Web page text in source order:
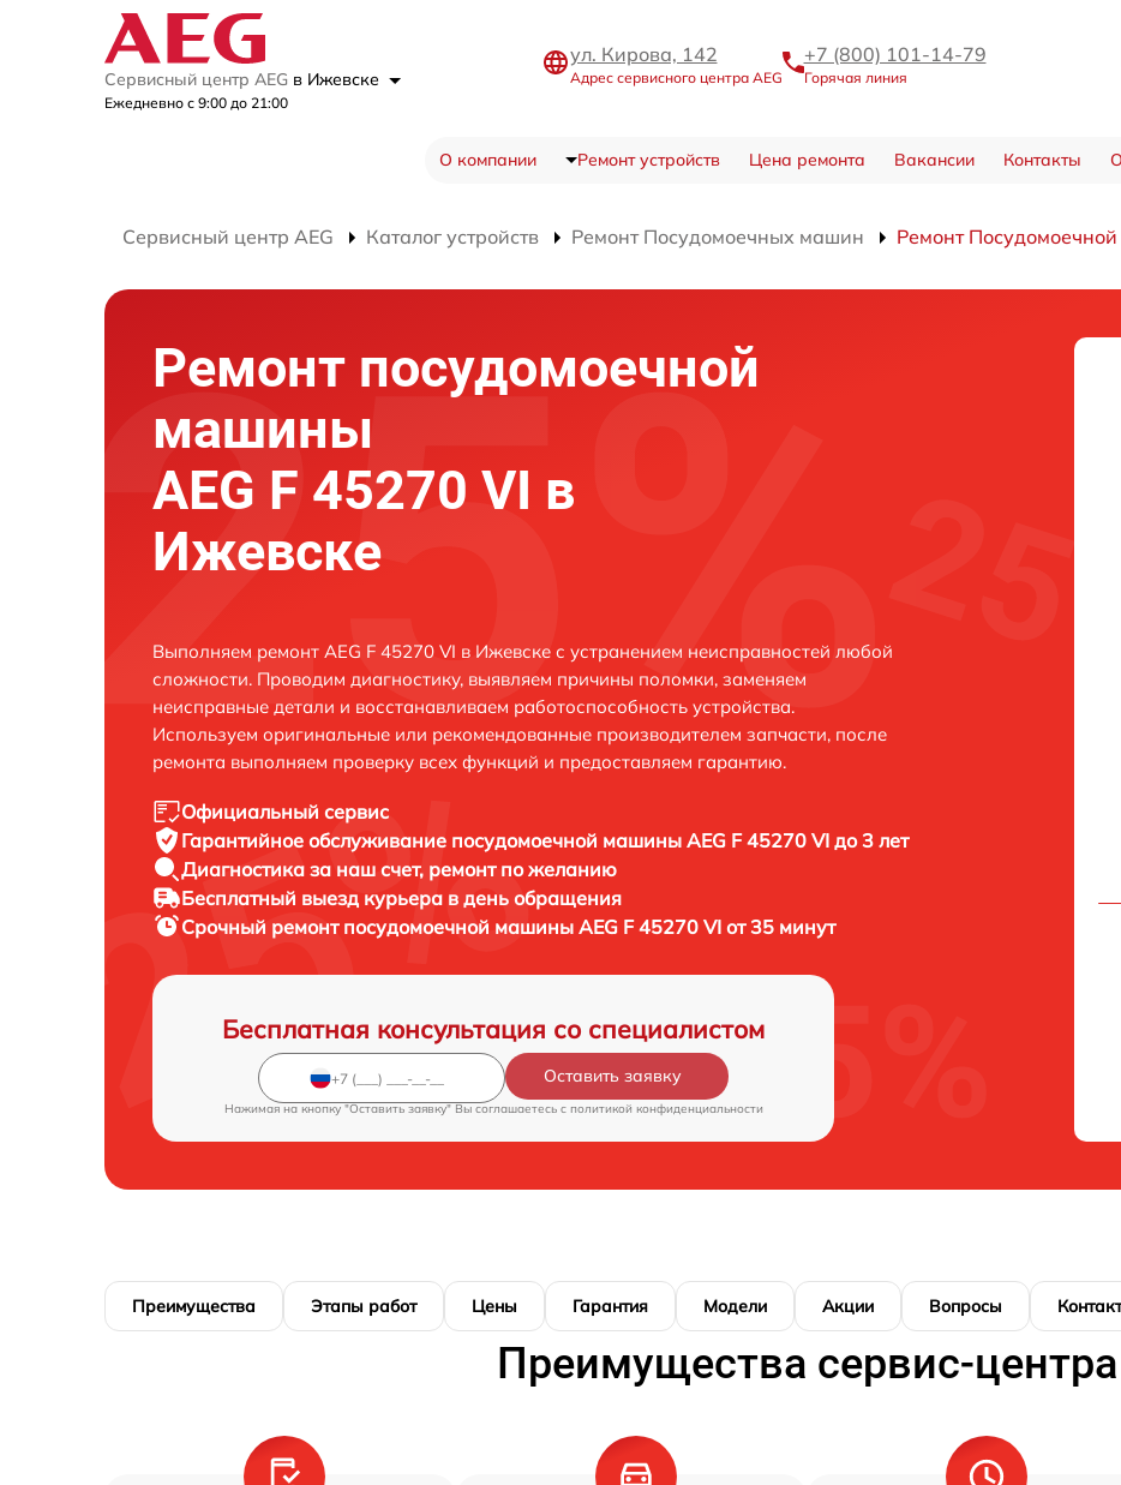
Сервисный центр AEG в Ижевске
Ежедневно с 9:00 до 21:00
ул. Кирова, 142
Адрес сервисного центра AEG
+7 (800) 101-14-79
Горячая линия
О компании Ремонт устройств Цена ремонта Вакансии Контакты
Сервисный центр AEG Каталог устройств Ремонт Посудомоечных машин Ремонт
Ремонт посудомоечной
машины
AEG F 45270 VI в
Ижевске
Выполняем ремонт AEG F 45270 VI в Ижевске с устранением неисправностей любой
сложности. Проводим диагностику, выявляем причины поломки, заменяем
неисправные детали и восстанавливаем работоспособность устройства.
Используем оригинальные или рекомендованные производителем запчасти, после
ремонта выполняем проверку всех функций и предоставляем гарантию.
Официальный сервис
Гарантийное обслуживание посудомоечной машины AEG F 45270 VI до 3 лет
Диагностика за наш счет, ремонт по желанию
Бесплатный выезд курьера в день обращения
Срочный ремонт посудомоечной машины AEG F 45270 VI от 35 минут
Бесплатная консультация со специалистом
Оставить заявку
Нажимая на кнопку "Оставить заявку" Вы соглашаетесь c политикой конфиденциальности
Преимущества Этапы работ Цены Гарантия Модели Акции Вопросы
Преимущества сервис-центра